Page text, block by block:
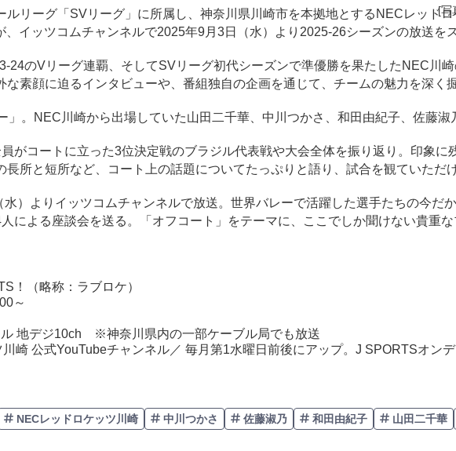
[写
リーグ「SVリーグ」に所属し、神奈川県川崎市を本拠地とするNECレッド
イッツコムチャンネルで2025年9月3日（水）より2025-26シーズンの放送を
のVリーグ連覇、そしてSVリーグ初代シーズンで準優勝を果たしたNEC川
素顔に迫るインタビューや、番組独自の企画を通じて、チームの魅力を深く
。NEC川崎から出場していた山田二千華、中川つかさ、和田由紀子、佐藤淑
がコートに立った3位決定戦のブラジル代表戦や大会全体を振り返り。印象に
長所と短所など、コート上の話題についてたっぷりと語り、試合を観ていただ
）よりイッツコムチャンネルで放送。世界バレーで活躍した選手たちの今だ
による座談会を送る。「オフコート」をテーマに、ここでしか聞けない貴重
！（略称：ラブロケ）
～
ル 地デジ10ch ※神奈川県内の一部ケーブル局でも放送
崎 公式YouTubeチャンネル／ 毎月第1水曜日前後にアップ。J SPORTSオンデ
NECレッドロケッツ川崎 中川つかさ 佐藤淑乃 和田由紀子 山田二千華